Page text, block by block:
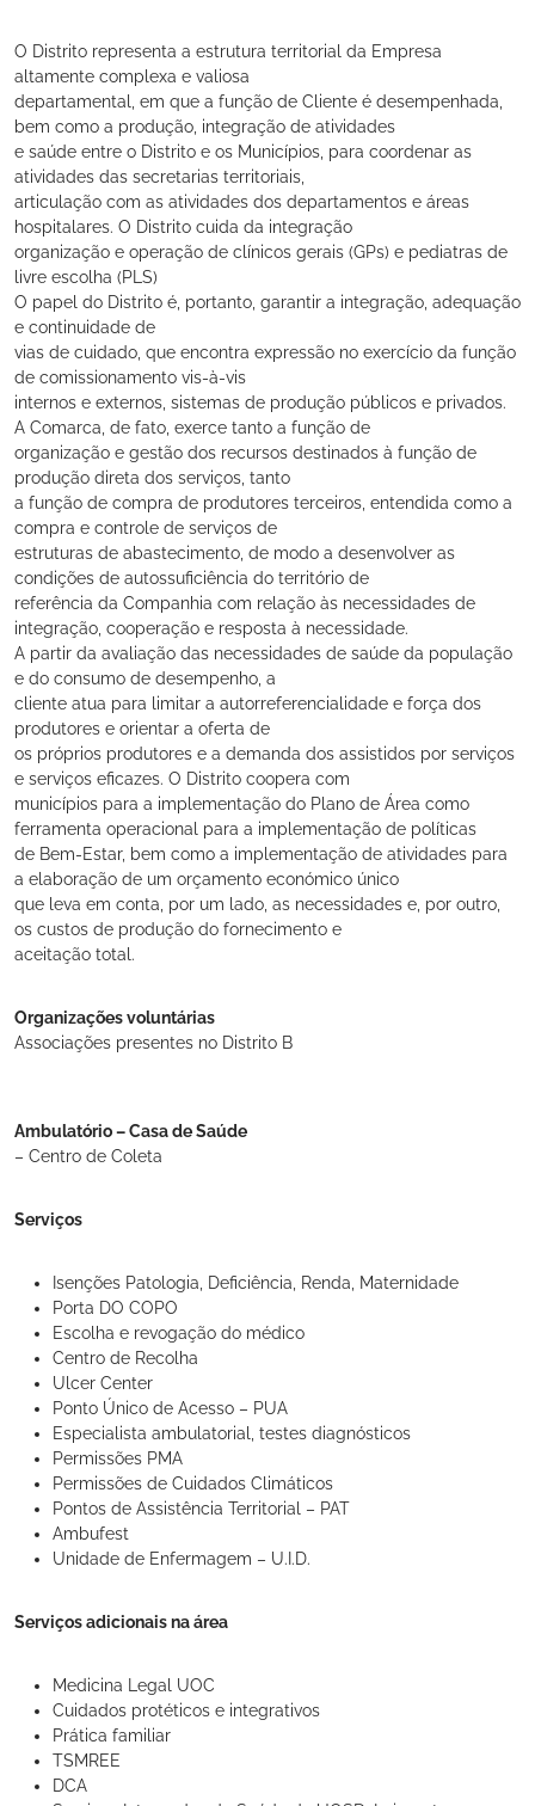
O Distrito representa a estrutura territorial da Empresa
altamente complexa e valiosa
departamental, em que a função de Cliente é desempenhada,
bem como a produção, integração de atividades
e saúde entre o Distrito e os Municípios, para coordenar as
atividades das secretarias territoriais,
articulação com as atividades dos departamentos e áreas
hospitalares. O Distrito cuida da integração
organização e operação de clínicos gerais (GPs) e pediatras de
livre escolha (PLS)
O papel do Distrito é, portanto, garantir a integração, adequação
e continuidade de
vias de cuidado, que encontra expressão no exercício da função
de comissionamento vis-à-vis
internos e externos, sistemas de produção públicos e privados.
A Comarca, de fato, exerce tanto a função de
organização e gestão dos recursos destinados à função de
produção direta dos serviços, tanto
a função de compra de produtores terceiros, entendida como a
compra e controle de serviços de
estruturas de abastecimento, de modo a desenvolver as
condições de autossuficiência do território de
referência da Companhia com relação às necessidades de
integração, cooperação e resposta à necessidade.
A partir da avaliação das necessidades de saúde da população
e do consumo de desempenho, a
cliente atua para limitar a autorreferencialidade e força dos
produtores e orientar a oferta de
os próprios produtores e a demanda dos assistidos por serviços
e serviços eficazes. O Distrito coopera com
municípios para a implementação do Plano de Área como
ferramenta operacional para a implementação de políticas
de Bem-Estar, bem como a implementação de atividades para
a elaboração de um orçamento económico único
que leva em conta, por um lado, as necessidades e, por outro,
os custos de produção do fornecimento e
aceitação total.
Organizações voluntárias
Associações presentes no Distrito B
Ambulatório – Casa de Saúde
– Centro de Coleta
Serviços
Isenções Patologia, Deficiência, Renda, Maternidade
Porta DO COPO
Escolha e revogação do médico
Centro de Recolha
Ulcer Center
Ponto Único de Acesso – PUA
Especialista ambulatorial, testes diagnósticos
Permissões PMA
Permissões de Cuidados Climáticos
Pontos de Assistência Territorial – PAT
Ambufest
Unidade de Enfermagem – U.I.D.
Serviços adicionais na área
Medicina Legal UOC
Cuidados protéticos e integrativos
Prática familiar
TSMREE
DCA